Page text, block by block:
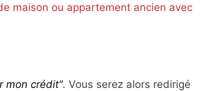
maison ou appartement ancien avec
mon crédit”. Vous serez alors redirigé